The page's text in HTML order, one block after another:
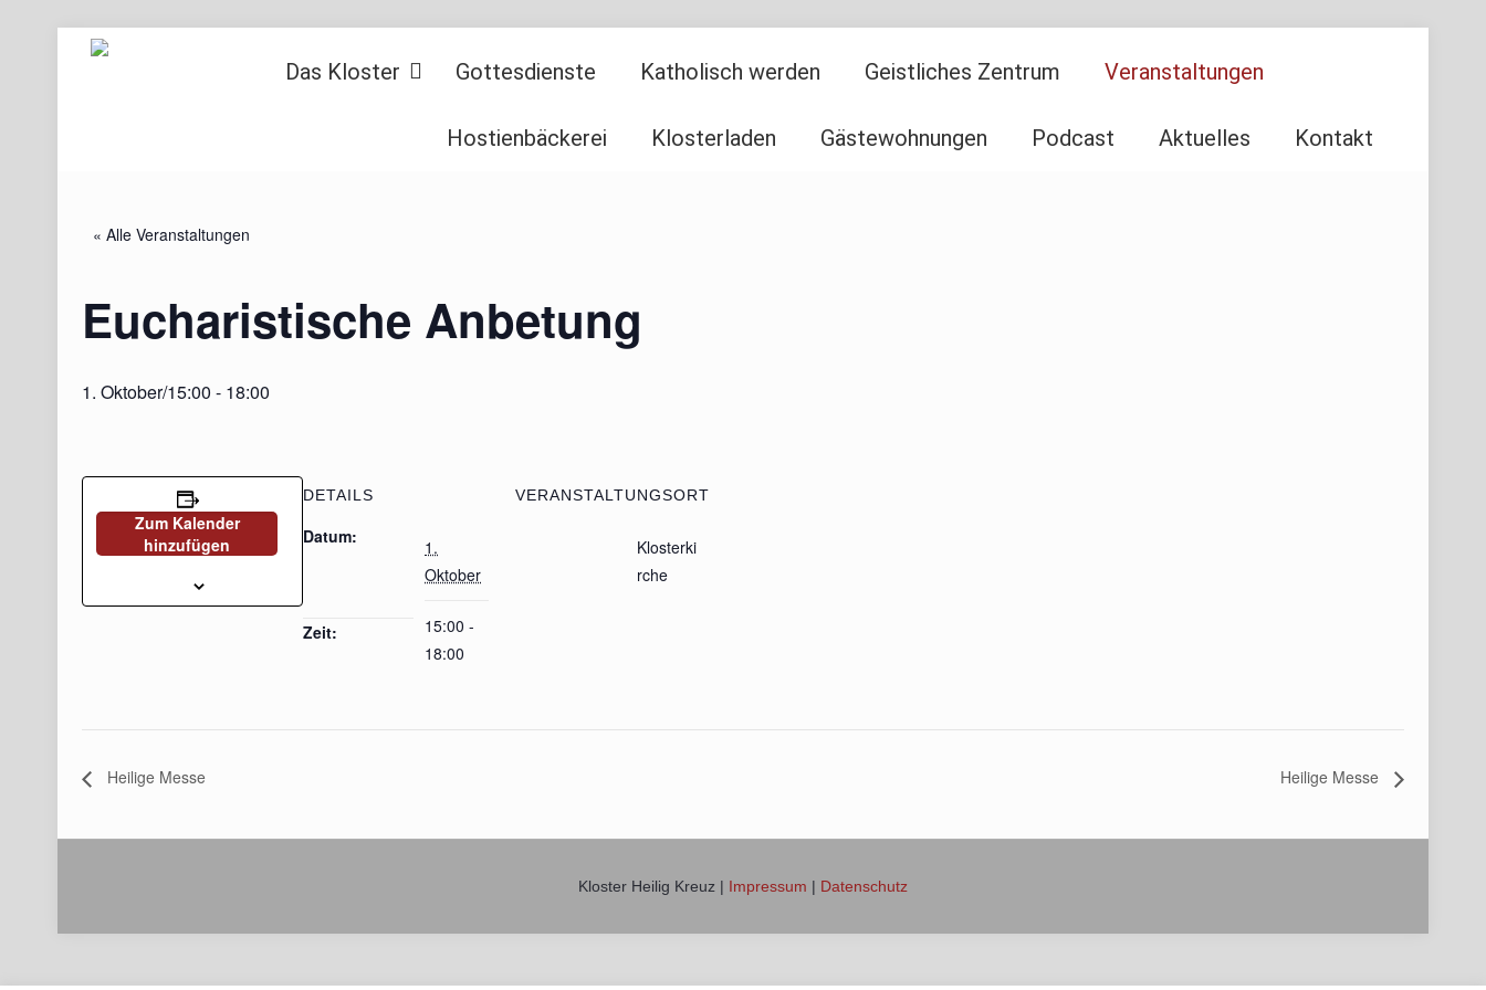
Das Kloster Gottesdienste Katholisch werden Geistliches Zentrum Veranstaltungen
Hostienbäckerei Klosterladen Gästewohnungen Podcast Aktuelles Kontakt
« Alle Veranstaltungen
Eucharistische Anbetung
1. Oktober/15:00 - 18:00
Zum Kalender
hinzufügen
DETAILS
Datum:
1.
Oktober
Zeit:
15:00 -
18:00
VERANSTALTUNGSORT
Klosterki
rche
Heilige Messe Heilige Messe
Kloster Heilig Kreuz | Impressum | Datenschutz